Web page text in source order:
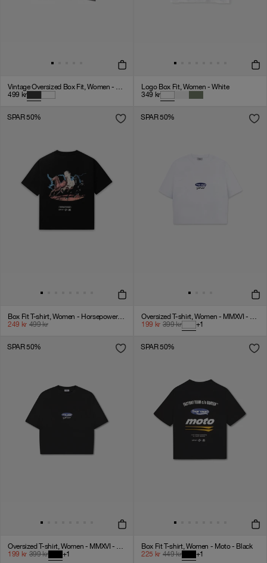
Vintage Oversized Box Fit, Women - Stone Black
499 kr
Logo Box Fit, Women - White
349 kr
SPAR 50%
Box Fit T-shirt, Women - Horsepower - Black
249 kr 499kr
SPAR 50%
Oversized T-shirt, Women - MMXVI - White
199 kr 399kr +1
SPAR 50%
Oversized T-shirt, Women - MMXVI - Black
199 kr 399kr +1
SPAR 50%
Box Fit T-shirt, Women - Moto - Black
225 kr 449kr +1